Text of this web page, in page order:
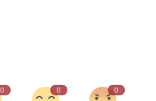
0 0 0